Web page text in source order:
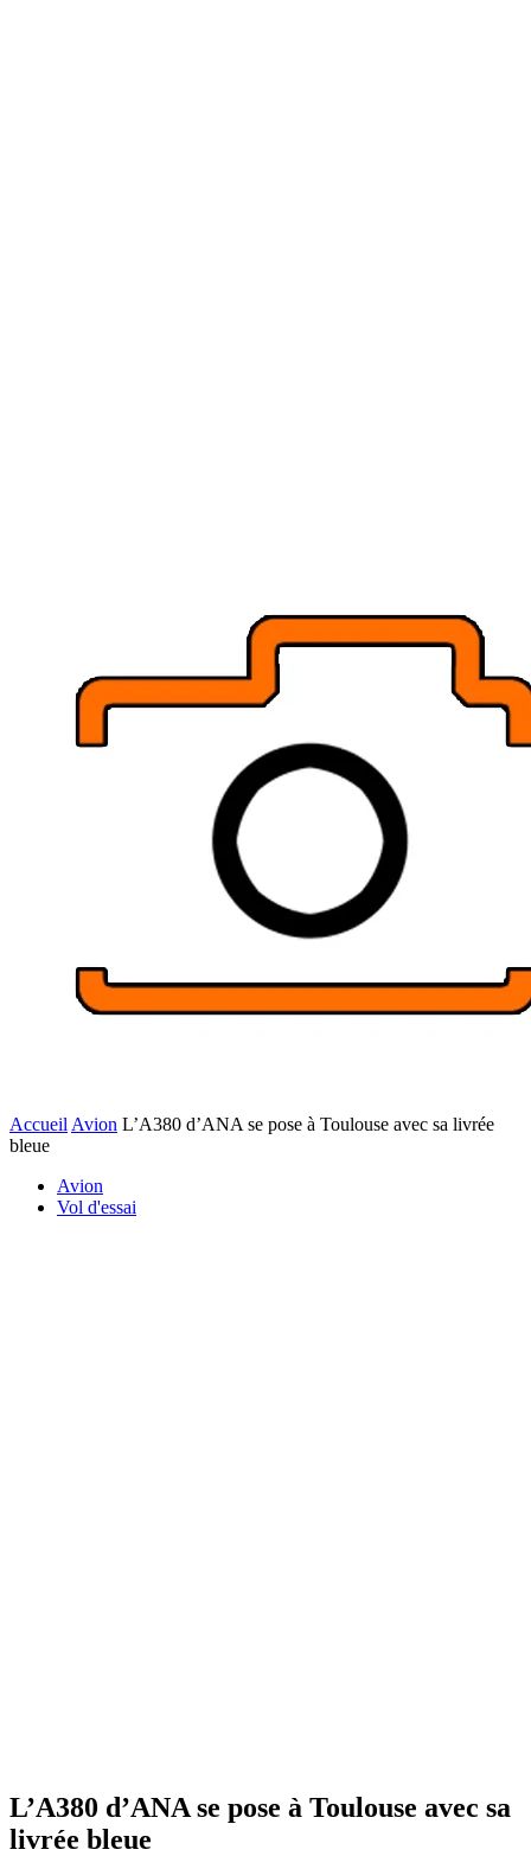
Accueil Avion L’A380 d’ANA se pose à Toulouse avec sa livrée
bleue
Avion
Vol d'essai
L’A380 d’ANA se pose à Toulouse avec sa
livrée bleue